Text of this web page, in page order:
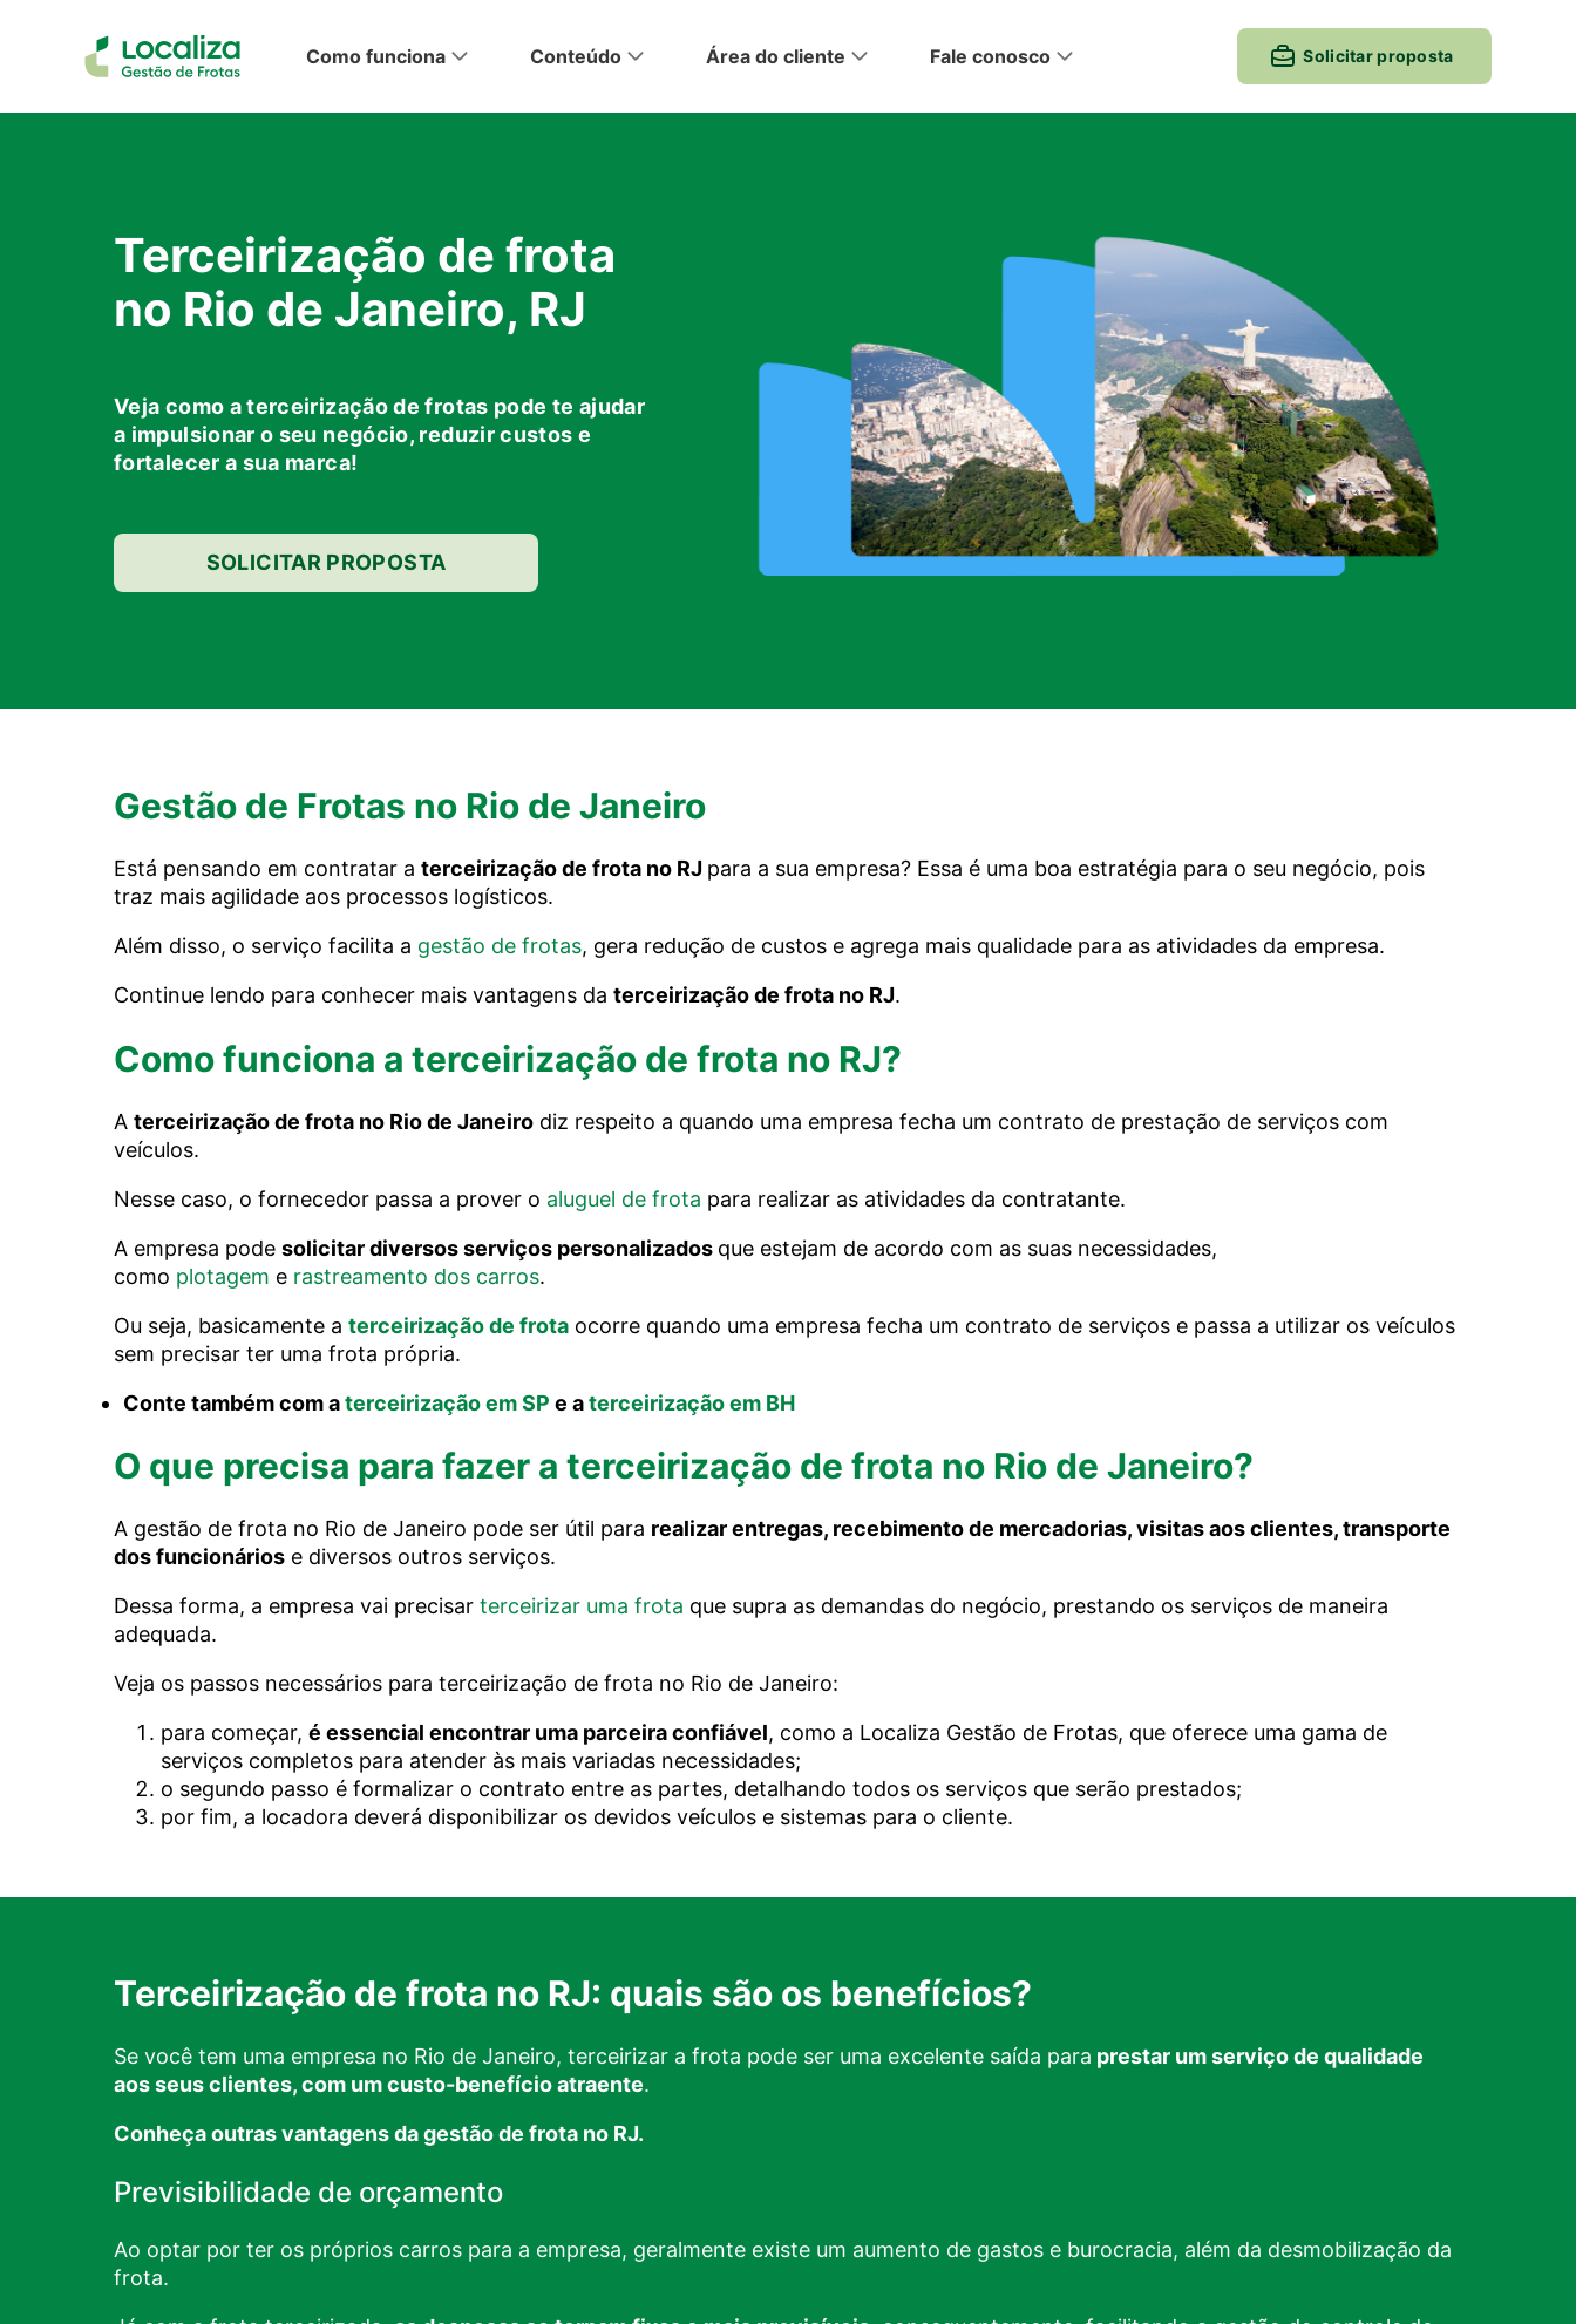
Como funciona Conteúdo Área do cliente Fale conosco
Confira
Solicitar proposta
Terceirização de frota
no Rio de Janeiro, RJ
Veja como a terceirização de frotas pode te ajudar
a impulsionar o seu negócio, reduzir custos e
fortalecer a sua marca!
SOLICITAR PROPOSTA
Gestão de Frotas no Rio de Janeiro
Está pensando em contratar a terceirização de frota no RJ para a sua empresa? Essa é uma boa estratégia para o seu negócio, pois
traz mais agilidade aos processos logísticos.
Além disso, o serviço facilita a gestão de frotas, gera redução de custos e agrega mais qualidade para as atividades da empresa.
Continue lendo para conhecer mais vantagens da terceirização de frota no RJ.
Como funciona a terceirização de frota no RJ?
A terceirização de frota no Rio de Janeiro diz respeito a quando uma empresa fecha um contrato de prestação de serviços com
veículos.
Nesse caso, o fornecedor passa a prover o aluguel de frota para realizar as atividades da contratante.
A empresa pode solicitar diversos serviços personalizados que estejam de acordo com as suas necessidades,
como plotagem e rastreamento dos carros.
Ou seja, basicamente a terceirização de frota ocorre quando uma empresa fecha um contrato de serviços e passa a utilizar os veículos
sem precisar ter uma frota própria.
Conte também com aterceirização em SP e aterceirização em BH
O que precisa para fazer a terceirização de frota no Rio de Janeiro?
A gestão de frota no Rio de Janeiro pode ser útil para realizar entregas, recebimento de mercadorias, visitas aos clientes, transporte
dos funcionários e diversos outros serviços.
Dessa forma, a empresa vai precisar terceirizar uma frota que supra as demandas do negócio, prestando os serviços de maneira
adequada.
Veja os passos necessários para terceirização de frota no Rio de Janeiro:
para começar, é essencial encontrar uma parceira confiável, como a Localiza Gestão de Frotas, que oferece uma gama de
serviços completos para atender às mais variadas necessidades;
o segundo passo é formalizar o contrato entre as partes, detalhando todos os serviços que serão prestados;
por fim, a locadora deverá disponibilizar os devidos veículos e sistemas para o cliente.
Terceirização de frota no RJ: quais são os benefícios?
Se você tem uma empresa no Rio de Janeiro, terceirizar a frota pode ser uma excelente saída para prestar um serviço de qualidade
aos seus clientes, com um custo-benefício atraente.
Conheça outrasvantagens da gestão de frota no RJ.
Previsibilidade de orçamento
Ao optar por ter os próprios carros para a empresa, geralmente existe um aumento de gastos e burocracia, além da desmobilização da
frota.